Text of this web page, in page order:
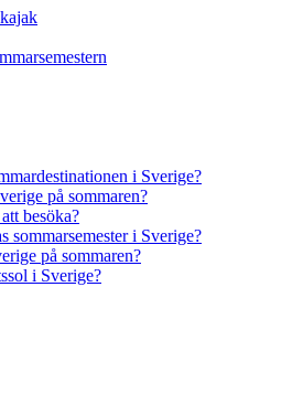
i Sverige?
på sommaren?
besöka?
sommarsemester i Sverige?
på sommaren?
i Sverige?